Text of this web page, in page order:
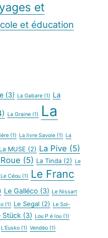
et
et éducation
(3) La Gabare (1) La
La Graine (1)
La
(1) La livre Savoie (1) La
La MUSE (2) La Pive (5)
(5) La Tinda (2) Le
Le Céou (1)
Le Franc
Le Galléco (3) Le Nissart
(1) Le Segal (2) Le Sol-
Stück (3) Lou P é lou (1)
L’Eusko (1) Vendéo (1)